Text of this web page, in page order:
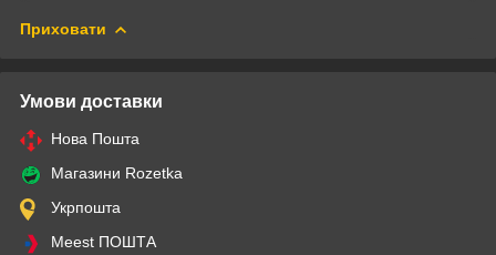
Приховати
Умови доставки
Нова Пошта
Магазини Rozetka
Укрпошта
Meest ПОШТА